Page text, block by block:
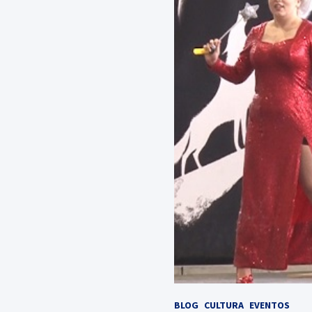
BLOG CULTURA EVENTOS